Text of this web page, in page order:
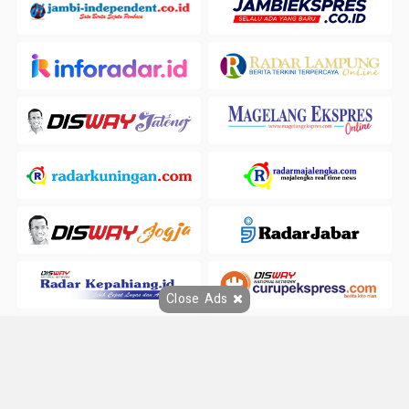
Close Ads